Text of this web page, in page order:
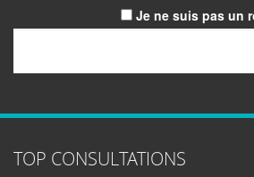
Je ne suis pas un
TOP CONSULTATIONS